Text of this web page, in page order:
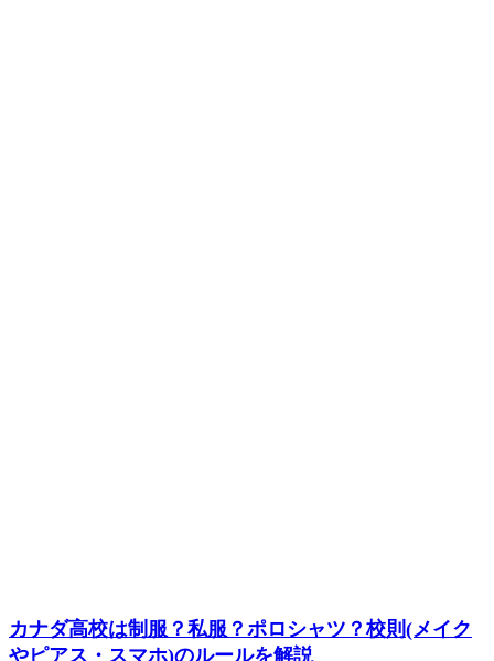
カナダ高校は制服？私服？ポロシャツ？校則(メイク
やピアス・スマホ)のルールを解説